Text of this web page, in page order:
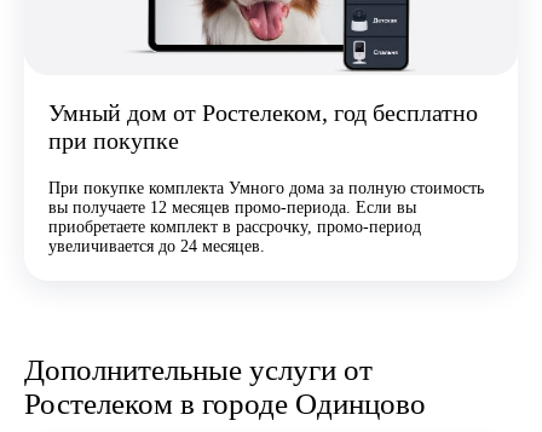
Умный дом от Ростелеком, год бесплатно
при покупке
При покупке комплекта Умного дома за полную стоимость
вы получаете 12 месяцев промо-периода. Если вы
приобретаете комплект в рассрочку, промо-период
увеличивается до 24 месяцев.
Дополнительные услуги от
Ростелеком в городе Одинцово